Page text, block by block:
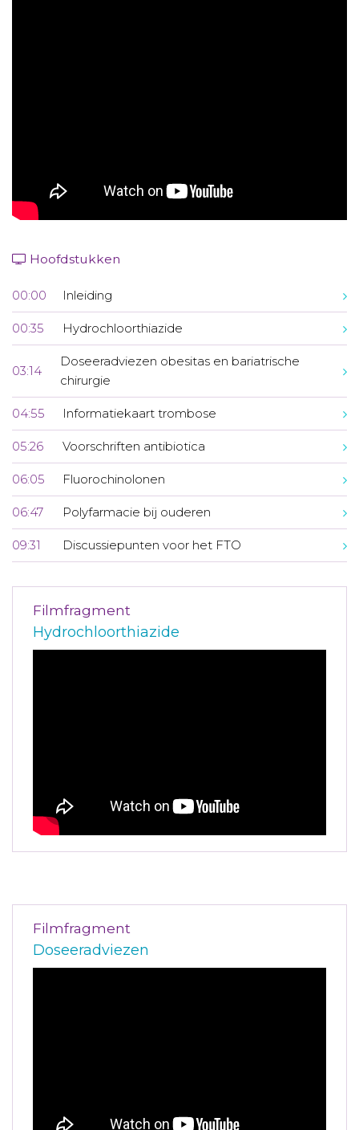
Hoofdstukken
00:00 Inleiding
00:35 Hydrochloorthiazide
03:14
Doseeradviezen obesitas en bariatrische
chirurgie
04:55 Informatiekaart trombose
05:26 Voorschriften antibiotica
06:05 Fluorochinolonen
06:47 Polyfarmacie bij ouderen
09:31 Discussiepunten voor het FTO
Filmfragment
Hydrochloorthiazide
Filmfragment
Doseeradviezen